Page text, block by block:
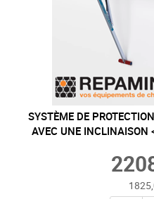
SYSTÈME DE
AVEC UNE